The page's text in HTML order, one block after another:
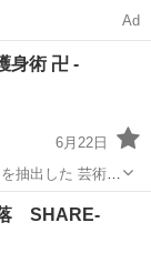
Ad
身術 卍 -
6月22日
てご参加頂けます＾＾ ご興味のある方はお気軽に体験下さい^_^b ...
SHARE-